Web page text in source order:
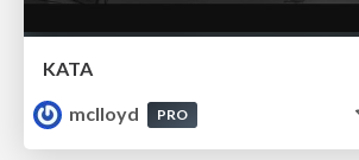
KATA
mclloyd
PRO